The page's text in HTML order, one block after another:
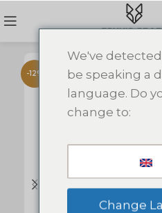
-12%
We've
be speaking a
language. Do
change to:
Change